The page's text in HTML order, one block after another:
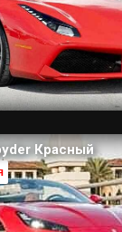
Красный